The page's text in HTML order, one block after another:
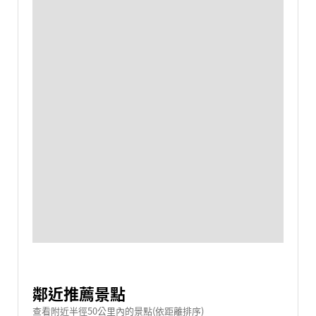
鄰近推薦景點
查看附近半徑50公里內的景點(依距離排序)